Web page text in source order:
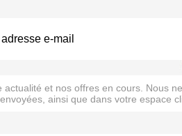
et nos offres en cours. Nous
ainsi que dans votre espace